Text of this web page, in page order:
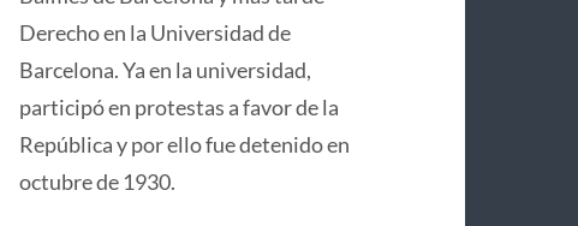
Derecho en la Universidad de
Barcelona. Ya en la universidad,
participó en protestas a favor de la
República y por ello fue detenido en
octubre de 1930.